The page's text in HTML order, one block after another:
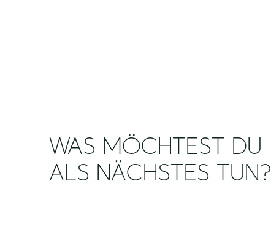
WAS MÖCHTEST DU
ALS NÄCHSTES TUN?